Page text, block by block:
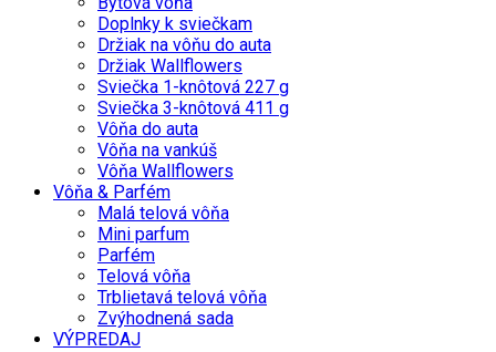
Doplnky k sviečkam
Držiak na vôňu do auta
Držiak Wallflowers
Sviečka 1-knôtová 227 g
Sviečka 3-knôtová 411 g
Vôňa do auta
Vôňa na vankúš
Vôňa Wallflowers
Vôňa & Parfém
Malá telová vôňa
Mini parfum
Parfém
Telová vôňa
Trblietavá telová vôňa
Zvýhodnená sada
VÝPREDAJ